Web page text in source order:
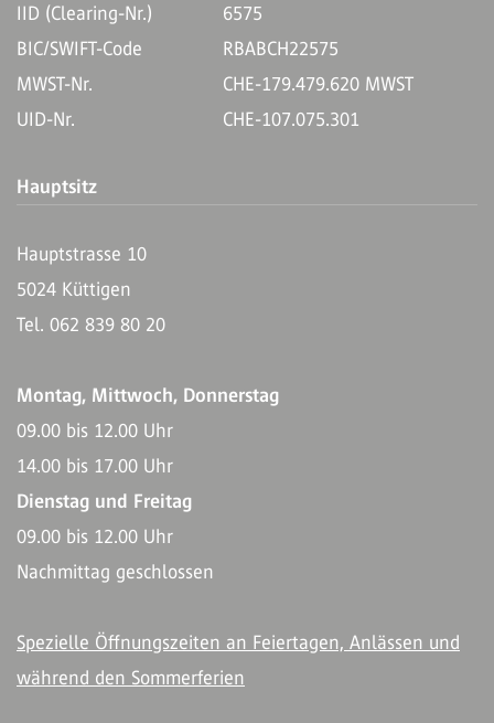
IID (Clearing-Nr.)
6575
BIC/SWIFT-Code
RBABCH22575
MWST-Nr.
CHE-179.479.620 MWST
UID-Nr.
CHE-107.075.301
Hauptsitz
Hauptstrasse 10
5024 Küttigen
Tel. 062 839 80 20
Montag, Mittwoch, Donnerstag
09.00 bis 12.00 Uhr
14.00 bis 17.00 Uhr
Dienstag und Freitag
09.00 bis 12.00 Uhr
Nachmittag geschlossen
Spezielle Öffnungszeiten an Feiertagen, Anlässen und
während den Sommerferien